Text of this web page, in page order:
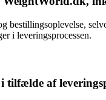
i leveringsprocessen.
af